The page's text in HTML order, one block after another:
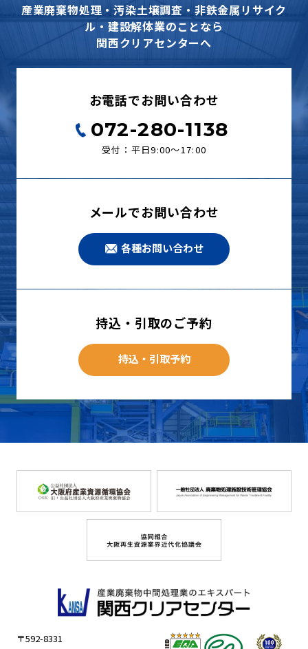
産業廃棄物処理・汚染土壌調査・非鉄金属リサイク
ル・建設解体業のことなら
関西クリアセンターへ
お電話でお問い合わせ
072-280-1138
受付：平日9:00〜17:00
メールでお問い合わせ
各種お問い合わせ
持込・引取のご予約
持込・引取予約
〒592-8331